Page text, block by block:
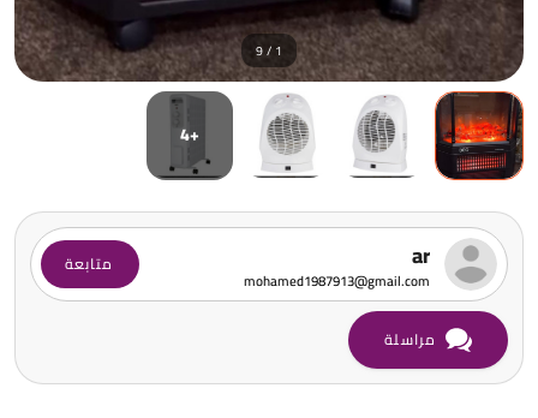
1 / 9
+4
ar
mohamed1987913@gmail.com
متابعة
مراسلة